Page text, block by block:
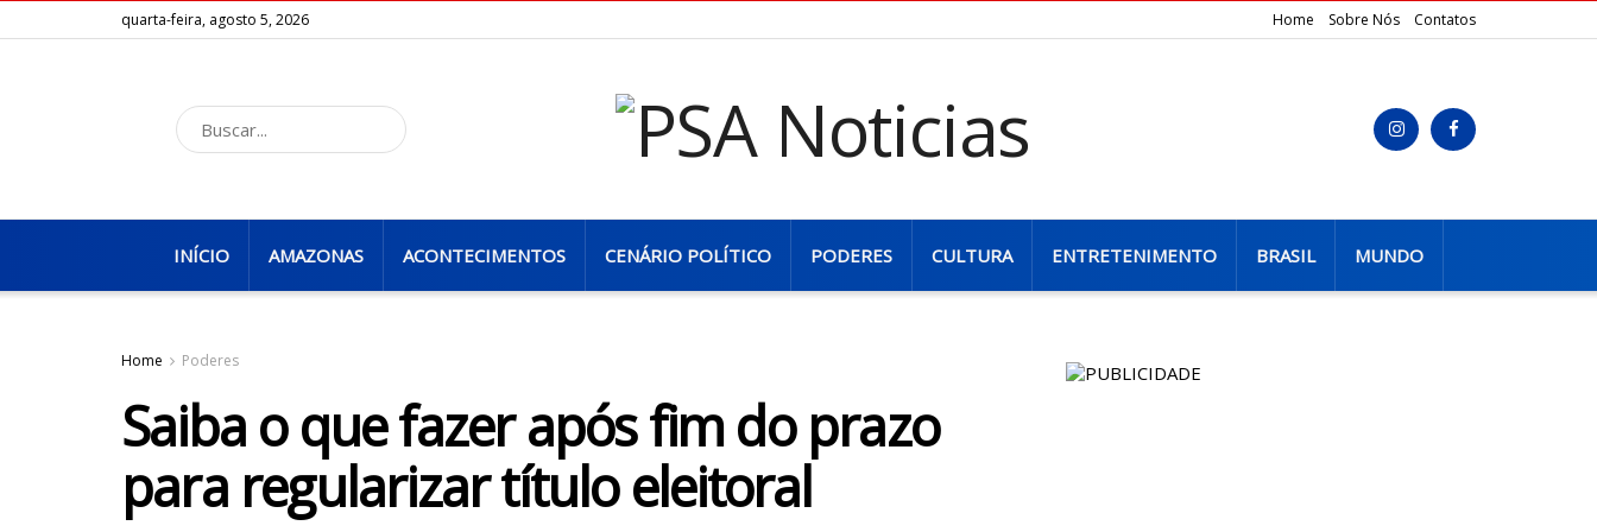
quarta-feira, agosto 5, 2026 Home Sobre Nós Contatos
INÍCIO AMAZONAS ACONTECIMENTOS CENÁRIO POLÍTICO PODERES CULTURA ENTRETENIMENTO BRASIL MUNDO
Home Poderes
Saiba o que fazer após fim do prazo
para regularizar título eleitoral